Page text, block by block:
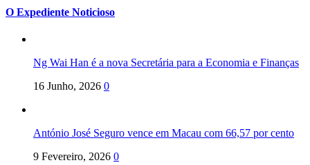
O Expediente Noticioso
Ng Wai Han é a nova Secretária para a Economia e Finanças
16 Junho, 2026 0
António José Seguro vence em Macau com 66,57 por cento
9 Fevereiro, 2026 0